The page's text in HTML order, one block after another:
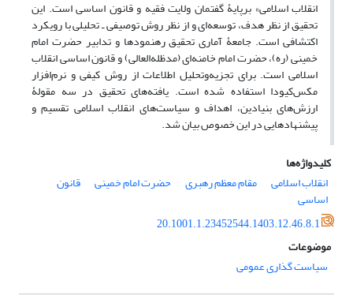
انقلاب اسلامی» برپایۀ گفتمان ولایت ‌فقیه و قانون اساسی است. این
تحقیق از نظر هدف، توسعه‌ای و از نظر روش توصیفی ـ تحلیلی با رویکرد
اکتشافی است. جامعۀ آماری تحقیق رهنمودها و تدابیر حضرت امام
خمینی (ره)، حضرت امام خامنه‌ای (مد‌ظله‌العالی) و قانون اساسی انقلاب
اسلامی است. برای تجزیه‌وتحلیل اطلاعات از روش کیفی و نرم‌افزار
مکس‌کیودا استفاده شده است. یافته‌های تحقیق در سه مقولۀ
ارزش‌های بنیادین، اهداف و سیاست‌های انقلاب اسلامی تقسیم و
پیشنهادهایی در این خصوص بیان شد.
کلیدواژه‌ها
انقلاب اسلامی
مقام معظم رهبری حضرت امام خمینی قانون
اساسی
20.1001.1.23452544.1403.12.46.8.1
موضوعات
سیاست گذاری عمومی